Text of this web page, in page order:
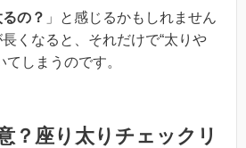
の？ 」と感じるかもしれません
くなると、それだけで“太りや
しまうのです。
？座り太りチェックリ